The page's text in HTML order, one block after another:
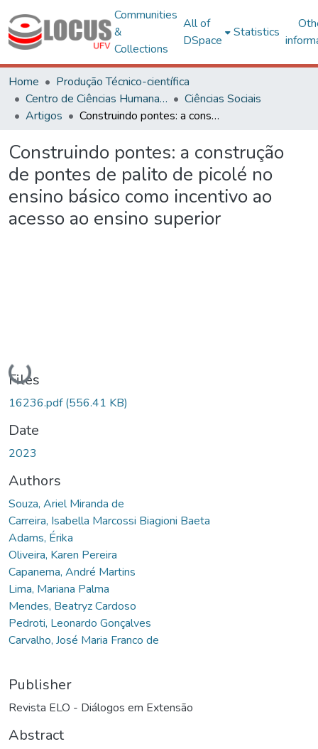
Communities
&
Collections
All of
DSpace
Statistics
Home
Produção Técnico-científica
Centro de Ciências Humanas, Letras e Artes
Ciências Sociais
Artigos
Construindo pontes: a construção de pontes de palito de picolé no ensino básico como incentivo ao acesso ao ensino superior
Construindo pontes: a construção
de pontes de palito de picolé no
ensino básico como incentivo ao
acesso ao ensino superior
Loading...
Files
16236.pdf(556.41 KB)
Date
2023
Authors
Souza, Ariel Miranda de
Carreira, Isabella Marcossi Biagioni Baeta
Adams, Érika
Oliveira, Karen Pereira
Capanema, André Martins
Lima, Mariana Palma
Mendes, Beatryz Cardoso
Pedroti, Leonardo Gonçalves
Carvalho, José Maria Franco de
Publisher
Revista ELO - Diálogos em Extensão
Abstract